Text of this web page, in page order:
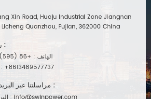
Xin Road, Huoju Industrial Zone Jiangnan
Quanzhou, Fujian, 362000 China
رقم الاتصال :
الهاتف : +86 (595) 2286 3721
+8613489577737
مراسلتنا عبر البريد الإلكتروني :